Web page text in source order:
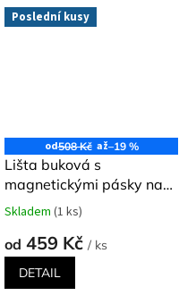
Poslední kusy
od508 Kč až–19 %
Lišta buková s
magnetickými pásky na
plakáty a obrázky
Průměrné
produktu
Skladem (1 ks)
od 459 Kč / ks
DETAIL